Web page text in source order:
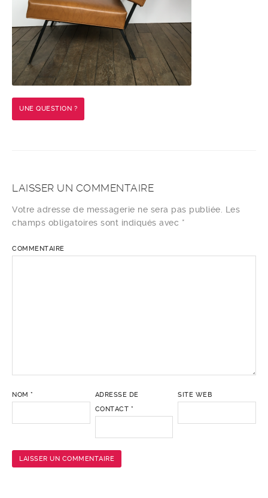
UNE QUESTION ?
LAISSER UN COMMENTAIRE
Votre adresse de messagerie ne sera pas publiée.
Les
champs obligatoires sont indiqués avec *
COMMENTAIRE
NOM *
ADRESSE DE
CONTACT *
SITE WEB